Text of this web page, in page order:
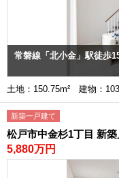
常磐線「北小金」駅徒歩
土地：150.75m² 建物：
新築一戸建て
松戸市中金杉1丁目 新
5,880万円